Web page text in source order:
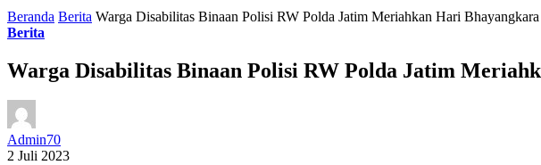
Beranda Berita Warga Disabilitas Binaan Polisi RW Polda Jatim Meriahkan Hari
Berita
Warga Disabilitas Binaan Polisi RW Polda Jatim
Admin70
2 Juli 2023